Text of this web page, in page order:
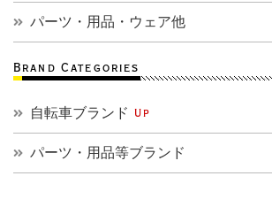
パーツ・用品・ウェア他
Brand Categories
自転車ブランド Up
パーツ・用品等ブランド